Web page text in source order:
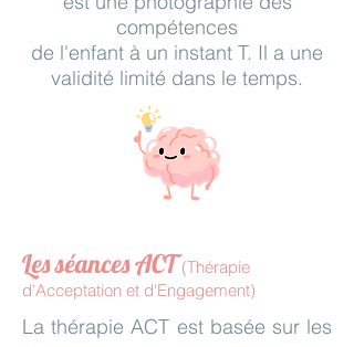
compétences
de l'enfant à un instant T. Il a une
validité limité dans le temps.
Les séances ACT(Thérapie
d'Acceptation et d'Engagement)
La thérapie ACT est basée sur les